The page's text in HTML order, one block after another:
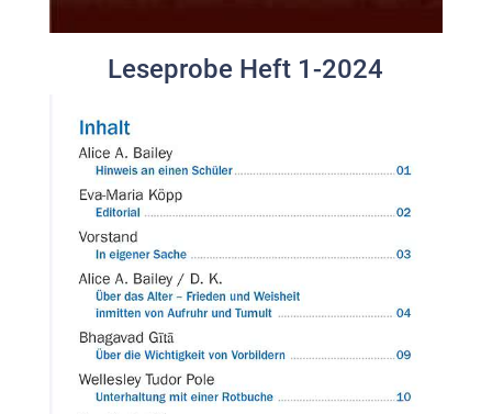
Leseprobe Heft 1-2024